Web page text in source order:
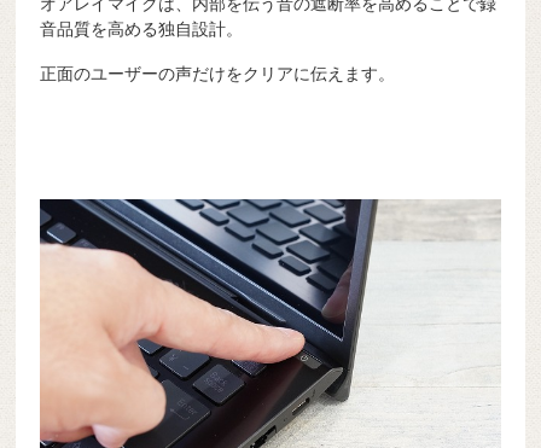
音品質を高める独自設計。
正面のユーザーの声だけをクリアに伝えます。